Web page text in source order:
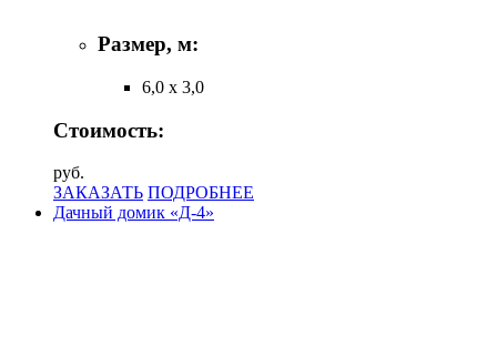
Размер, м:
6,0 х 3,0
Стоимость:
руб.
ЗАКАЗАТЬ ПОДРОБНЕЕ
Дачный домик «Д-4»